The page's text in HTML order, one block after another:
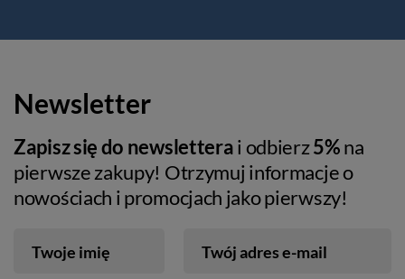
Newsletter
Zapisz się do newsletterai odbierz5%na
pierwsze zakupy! Otrzymuj informacje o
nowościach i promocjach jako pierwszy!
Twoje imię Twój adres e-mail